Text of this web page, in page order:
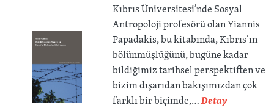
Kıbrıs Üniversitesi’nde Sosyal
Antropoloji profesörü olan Yiannis
Papadakis, bu kitabında, Kıbrıs’ın
bölünmüşlüğünü, bugüne kadar
bildiğimiz tarihsel perspektiften ve
bizim dışarıdan bakışımızdan çok
farklı bir biçimde,…Detay